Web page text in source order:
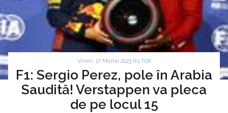
Vineri, 17 Martie 2023 | F1 TOP
F1: Sergio Perez, pole în Arabia
Saudită! Verstappen va pleca
de pe locul 15